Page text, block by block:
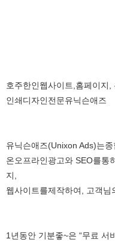
호주한인웹사이트 홈페이지
인쇄디자인전문유닉슨애즈
유닉슨애즈(Unixon Ads)는
온오프라인광고와 SEO를통
지
웹사이트를제작하여 고객님
1 년동안 기분좋~은 “무료 서